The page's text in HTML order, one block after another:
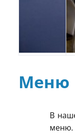
Меню
В
меню.